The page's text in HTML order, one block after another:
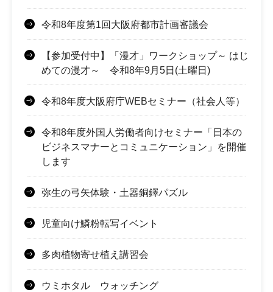
令和8年度第1回大阪府都市計画審議会
【参加受付中】「漫才」ワークショップ～ はじ
めての漫才～ 令和8年9月5日(土曜日)
令和8年度大阪府庁WEBセミナー（社会人等）
令和8年度外国人労働者向けセミナー「日本の
ビジネスマナーとコミュニケーション」を開催
します
弥生の弓矢体験・土器銅鐸パズル
児童向け鱗粉転写イベント
多肉植物寄せ植え講習会
ウミホタル ウォッチング